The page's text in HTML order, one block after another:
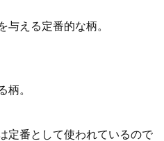
える定番的な柄。
柄。
定番として使われているので